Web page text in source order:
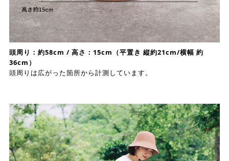
頭周り：約58cm / 高さ：15cm（平置き 縦約21cm/横幅 約
36cm）
頭周りは広がった箇所から計測しています。